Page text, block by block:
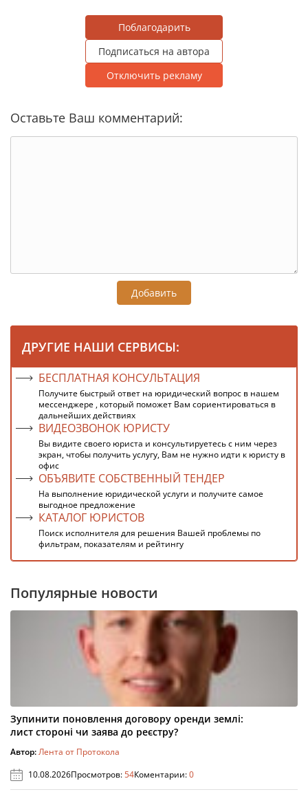
Поблагодарить
Подписаться на автора
Отключить рекламу
Оставьте Ваш комментарий:
Добавить
ДРУГИЕ НАШИ СЕРВИСЫ:
БЕСПЛАТНАЯ КОНСУЛЬТАЦИЯ
Получите быстрый ответ на юридический вопрос в нашем
мессенджере , который поможет Вам сориентироваться в
дальнейших действиях
ВИДЕОЗВОНОК ЮРИСТУ
Вы видите своего юриста и консультируетесь с ним через
экран, чтобы получить услугу, Вам не нужно идти к юристу в
офис
ОБЪЯВИТЕ СОБСТВЕННЫЙ ТЕНДЕР
На выполнение юридической услуги и получите самое
выгодное предложение
КАТАЛОГ ЮРИСТОВ
Поиск исполнителя для решения Вашей проблемы по
фильтрам, показателям и рейтингу
Популярные новости
Зупинити поновлення договору оренди землі:
лист стороні чи заява до реєстру?
Автор:Лента от Протокола
10.08.2026Просмотров:54Коментарии:0